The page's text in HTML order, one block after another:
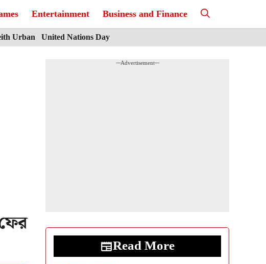
Entertainment Business and Finance
Urban United Nations Day
---Advertisement---
Read More